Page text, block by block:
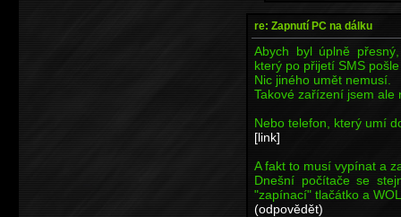
re: Zapnutí PC na dálku
Abych byl úplně
který po přijetí SMS
Nic jiného umět nemusí.
Takové zařízení jsem
Nebo telefon, který umí
[link]
A fakt to musí vypínat a
Dnešní počítače se
"zapínací" tlačátko a
(odpovědět)